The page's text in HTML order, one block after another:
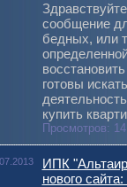
сообщение
бедных, или
готовы
купить
Просмотров:
ИПК
нового